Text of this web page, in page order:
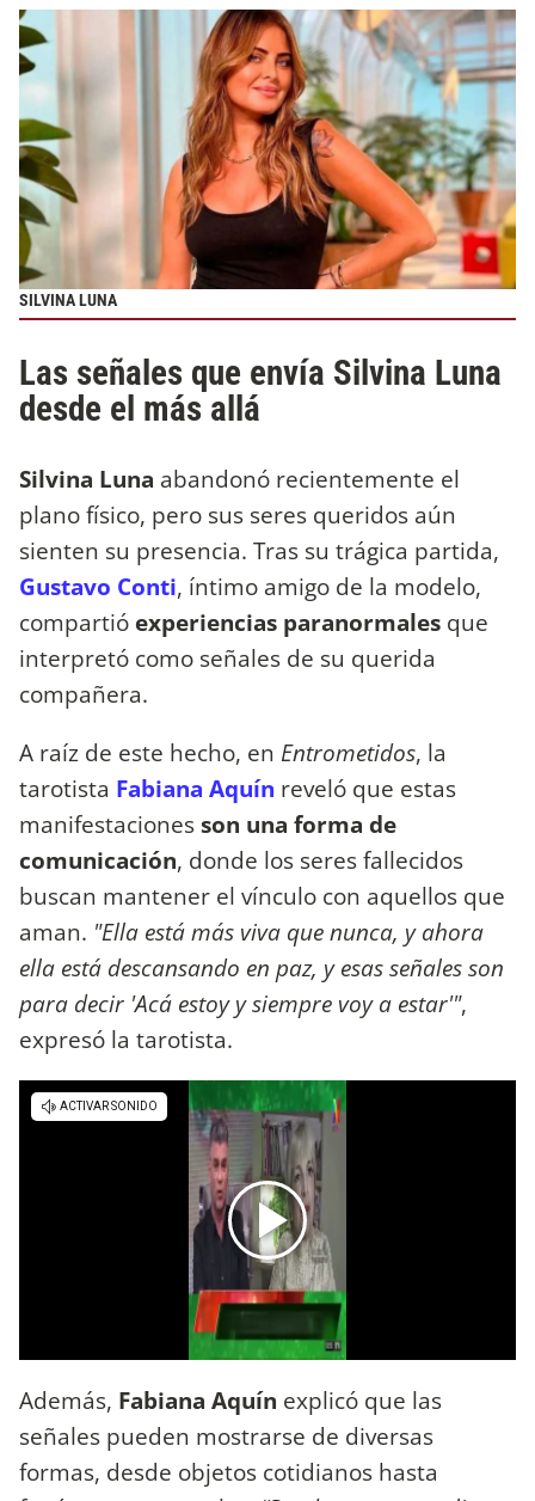
SILVINA LUNA
Las señales que envía Silvina Luna
desde el más allá
Silvina Luna abandonó recientemente el
plano físico, pero sus seres queridos aún
sienten su presencia. Tras su trágica partida,
Gustavo Conti, íntimo amigo de la modelo,
compartió experiencias paranormales que
interpretó como señales de su querida
compañera.
A raíz de este hecho, en Entrometidos, la
tarotista Fabiana Aquín reveló que estas
manifestacionesson una forma de
comunicación, donde los seres fallecidos
buscan mantener el vínculo con aquellos que
aman. "Ella está más viva que nunca, y ahora
ella está descansando en paz, y esas señales son
para decir 'Acá estoy y siempre voy a estar'",
expresó la tarotista.
Además, Fabiana Aquín explicó que las
señales pueden mostrarse de diversas
formas, desde objetos cotidianos hasta